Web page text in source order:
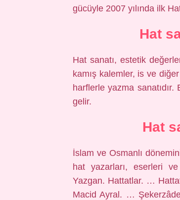
gücüyle 2007 yılında ilk
Hat
Hat sanatı, estetik
kamış kalemler, is ve
harflerle yazma
gelir.
Hat
İslam ve Osmanlı
hat yazarları, eserleri
Yazgan. Hattatlar. …
Macid Ayral. …